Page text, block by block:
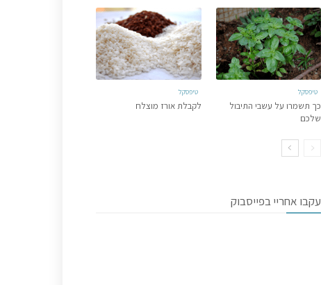
טיפסקל
כך תשמרו על עשבי התיבול
שלכם
טיפסקל
לקבלת אורז מוצלח
עקבו אחריי בפייסבוק